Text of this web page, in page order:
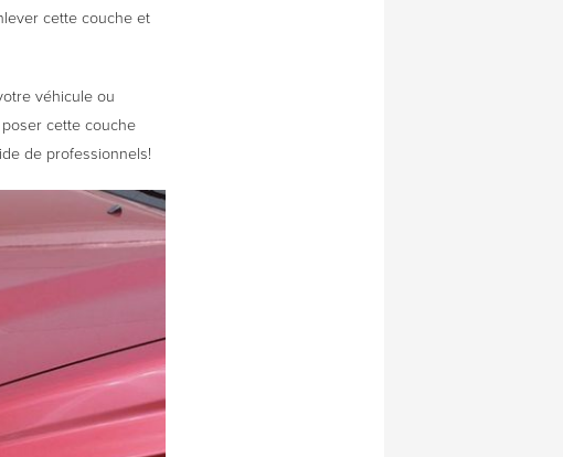
cette couche et
véhicule ou
cette couche
de professionnels!